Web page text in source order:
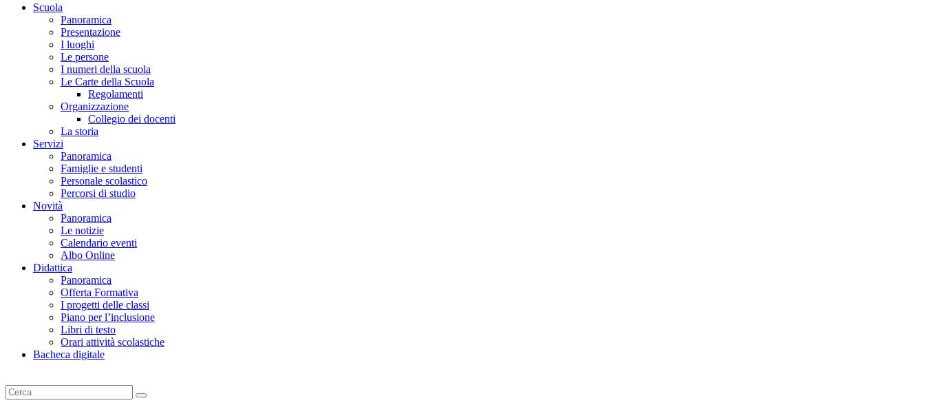
Scuola
Panoramica
Presentazione
I luoghi
Le persone
I numeri della scuola
Le Carte della Scuola
Regolamenti
Organizzazione
Collegio dei docenti
La storia
Servizi
Panoramica
Famiglie e studenti
Personale scolastico
Percorsi di studio
Novità
Panoramica
Le notizie
Calendario eventi
Albo Online
Didattica
Panoramica
Offerta Formativa
I progetti delle classi
Piano per l’inclusione
Libri di testo
Orari attività scolastiche
Bacheca digitale